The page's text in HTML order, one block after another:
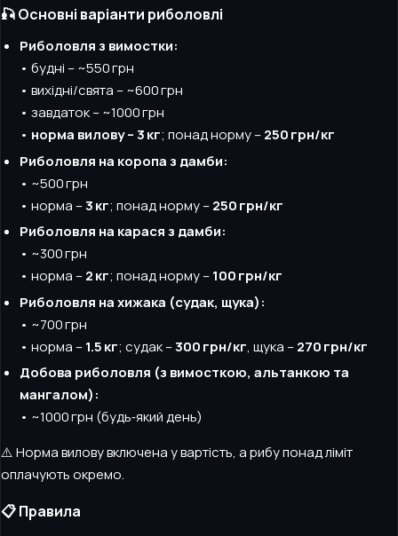
🎣 Основні варіанти риболовлі
Риболовля з вимостки:
• будні – ~550 грн
• вихідні/свята – ~600 грн
• завдаток – ~1000 грн
• норма вилову – 3 кг; понад норму –250 грн/кг
Риболовля на коропа з дамби:
• ~500 грн
• норма –3 кг; понад норму –250 грн/кг
Риболовля на карася з дамби:
• ~300 грн
• норма –2 кг; понад норму –100 грн/кг
Риболовля на хижака (судак, щука):
• ~700 грн
• норма –1.5 кг; судак –300 грн/кг, щука –270 грн/кг
Добова риболовля (з вимосткою, альтанкою та
мангалом):
• ~1000 грн (будь‑який день)
⚠️ Норма вилову включена у вартість, а рибу понад ліміт
оплачують окремо.
📋 Правила